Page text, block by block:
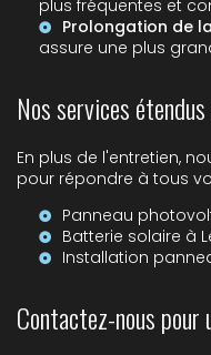
plus fréquentes et
Prolongation de
assure une plus
Nos services
En plus de l'entretien,
pour répondre à tous
Panneau
Batterie solaire à
Installation
Contactez-nous pour